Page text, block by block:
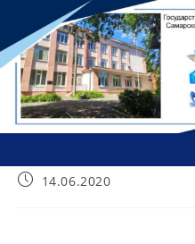
содержимому
Запись14.06.2020